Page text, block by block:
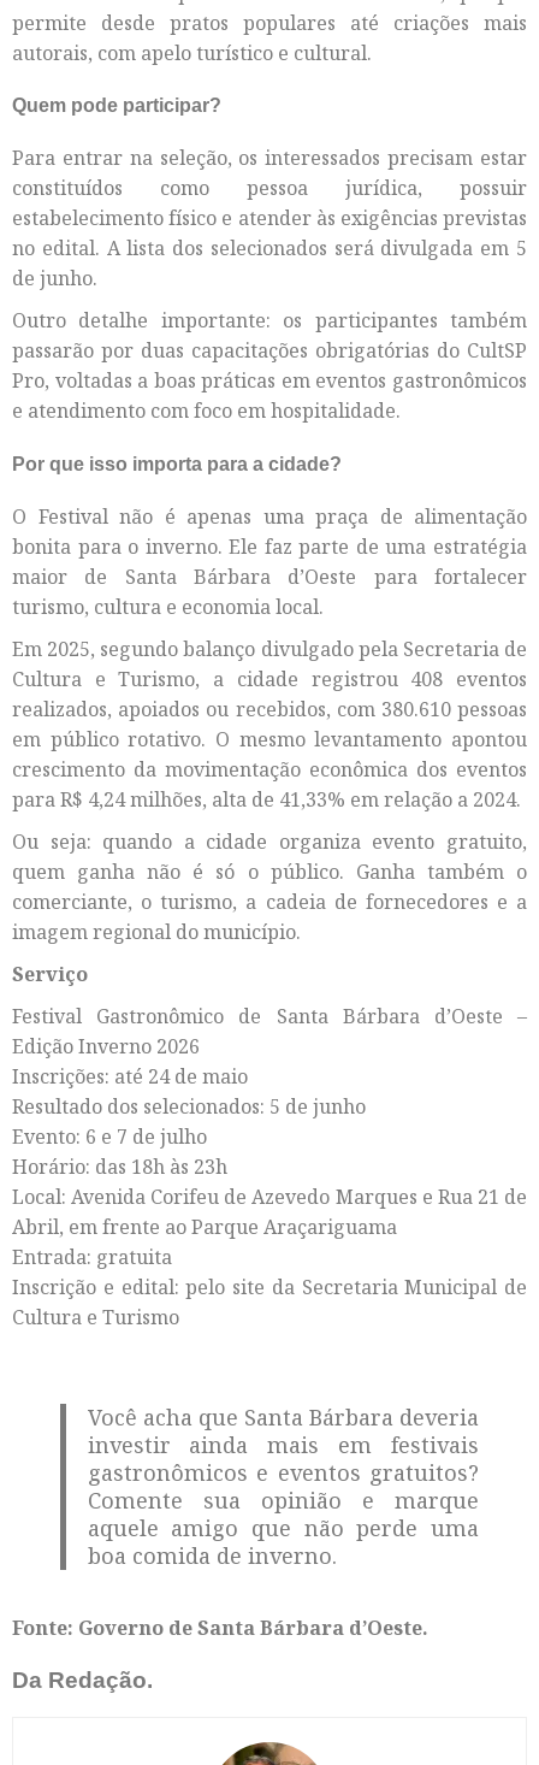
permite desde pratos populares até criações mais
autorais, com apelo turístico e cultural.
Quem pode participar?
Para entrar na seleção, os interessados precisam estar
constituídos como pessoa jurídica, possuir
estabelecimento físico e atender às exigências previstas
no edital. A lista dos selecionados será divulgada em 5
de junho.
Outro detalhe importante: os participantes também
passarão por duas capacitações obrigatórias do CultSP
Pro, voltadas a boas práticas em eventos gastronômicos
e atendimento com foco em hospitalidade.
Por que isso importa para a cidade?
O Festival não é apenas uma praça de alimentação
bonita para o inverno. Ele faz parte de uma estratégia
maior de Santa Bárbara d’Oeste para fortalecer
turismo, cultura e economia local.
Em 2025, segundo balanço divulgado pela Secretaria de
Cultura e Turismo, a cidade registrou 408 eventos
realizados, apoiados ou recebidos, com 380.610 pessoas
em público rotativo. O mesmo levantamento apontou
crescimento da movimentação econômica dos eventos
para R$ 4,24 milhões, alta de 41,33% em relação a 2024.
Ou seja: quando a cidade organiza evento gratuito,
quem ganha não é só o público. Ganha também o
comerciante, o turismo, a cadeia de fornecedores e a
imagem regional do município.
Serviço
Festival Gastronômico de Santa Bárbara d’Oeste –
Edição Inverno 2026
Inscrições: até 24 de maio
Resultado dos selecionados: 5 de junho
Evento: 6 e 7 de julho
Horário: das 18h às 23h
Local: Avenida Corifeu de Azevedo Marques e Rua 21 de
Abril, em frente ao Parque Araçariguama
Entrada: gratuita
Inscrição e edital: pelo site da Secretaria Municipal de
Cultura e Turismo
Você acha que Santa Bárbara deveria
investir ainda mais em festivais
gastronômicos e eventos gratuitos?
Comente sua opinião e marque
aquele amigo que não perde uma
boa comida de inverno.
Fonte: Governo de Santa Bárbara d’Oeste.
Da Redação.